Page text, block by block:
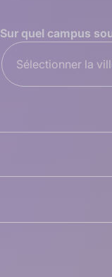
Sur quel campus
Sélectionner la